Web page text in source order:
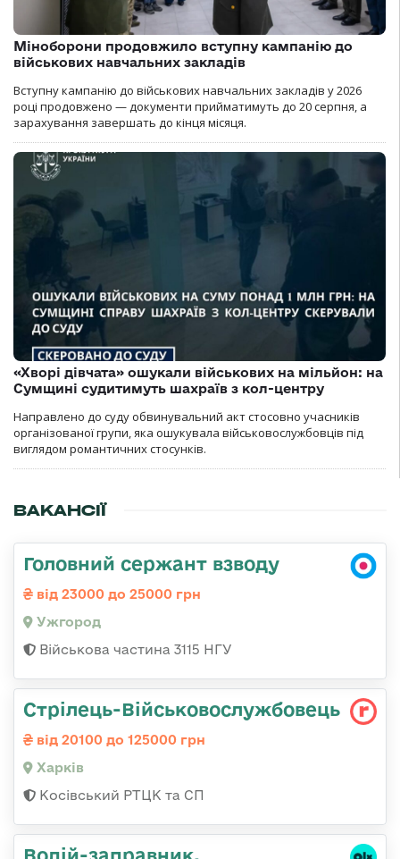
Міноборони продовжило вступну кампанію до
військових навчальних закладів
Вступну кампанію до військових навчальних закладів у 2026
році продовжено — документи прийматимуть до 20 серпня, а
зарахування завершать до кінця місяця.
«Хворі дівчата» ошукали військових на мільйон: на
Сумщині судитимуть шахраїв з кол-центру
Направлено до суду обвинувальний акт стосовно учасників
організованої групи, яка ошукувала військовослужбовців під
виглядом романтичних стосунків.
ВАКАНСІЇ
Головний сержант взводу
від 23000 до 25000 грн
Ужгород
Військова частина 3115 НГУ
Стрілець-Військовослужбовець
від 20100 до 125000 грн
Харків
Косівський РТЦК та СП
Водій-заправник,